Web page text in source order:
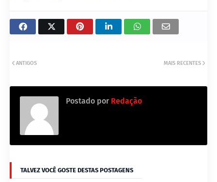
MAIS RECENTES
ANTIGOS
Postado por Redação
TALVEZ VOCÊ GOSTE DESTAS POSTAGENS